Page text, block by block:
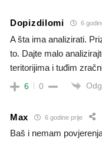
Dopizdilomi 6
A šta ima analizirati.
to. Dajte malo
teritorijima i tuđim
6 0
Max 6 godine prije
Baš i nemam